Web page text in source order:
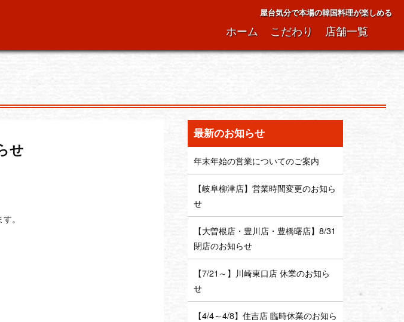
屋台気分で本場の韓国料理が楽しめる
ホーム こだわり 店舗一覧
せ
。
最新のお知らせ
年末年始の営業についてのご案内
【岐阜柳津店】営業時間変更のお知ら
せ
【大曽根店・豊川店・豊橋曙店】8/31
閉店のお知らせ
【7/21～】川崎東口店 休業のお知ら
せ
【4/4～4/8】住吉店 臨時休業のお知ら